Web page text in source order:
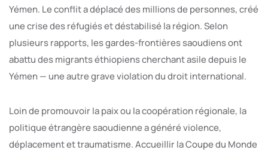
Yémen. Le conflit a déplacé des millions de personnes, créé
une crise des réfugiés et déstabilisé la région. Selon
plusieurs rapports, les gardes-frontières saoudiens ont
abattu des migrants éthiopiens cherchant asile depuis le
Yémen — une autre grave violation du droit international.
Loin de promouvoir la paix ou la coopération régionale, la
politique étrangère saoudienne a généré violence,
déplacement et traumatisme. Accueillir la Coupe du Monde